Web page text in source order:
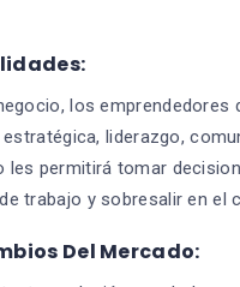
los
liderazgo,
les permitirá tomar
trabajo y sobresalir en el
Del Mercado: